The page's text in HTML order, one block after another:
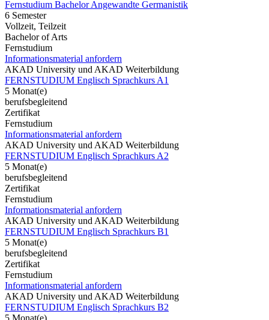
Fernstudium Bachelor Angewandte Germanistik
6 Semester
Vollzeit, Teilzeit
Bachelor of Arts
Fernstudium
Informationsmaterial anfordern
AKAD University und AKAD Weiterbildung
FERNSTUDIUM Englisch Sprachkurs A1
5 Monat(e)
berufsbegleitend
Zertifikat
Fernstudium
Informationsmaterial anfordern
AKAD University und AKAD Weiterbildung
FERNSTUDIUM Englisch Sprachkurs A2
5 Monat(e)
berufsbegleitend
Zertifikat
Fernstudium
Informationsmaterial anfordern
AKAD University und AKAD Weiterbildung
FERNSTUDIUM Englisch Sprachkurs B1
5 Monat(e)
berufsbegleitend
Zertifikat
Fernstudium
Informationsmaterial anfordern
AKAD University und AKAD Weiterbildung
FERNSTUDIUM Englisch Sprachkurs B2
5 Monat(e)